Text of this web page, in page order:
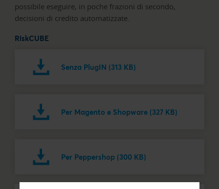
possibile eseguire, in poche frazioni di secondo,
decisioni di credito automatizzate.
RiskCUBE
Senza PlugIN (313 KB)
Per Magento e Shopware (327 KB)
Per Peppershop (300 KB)